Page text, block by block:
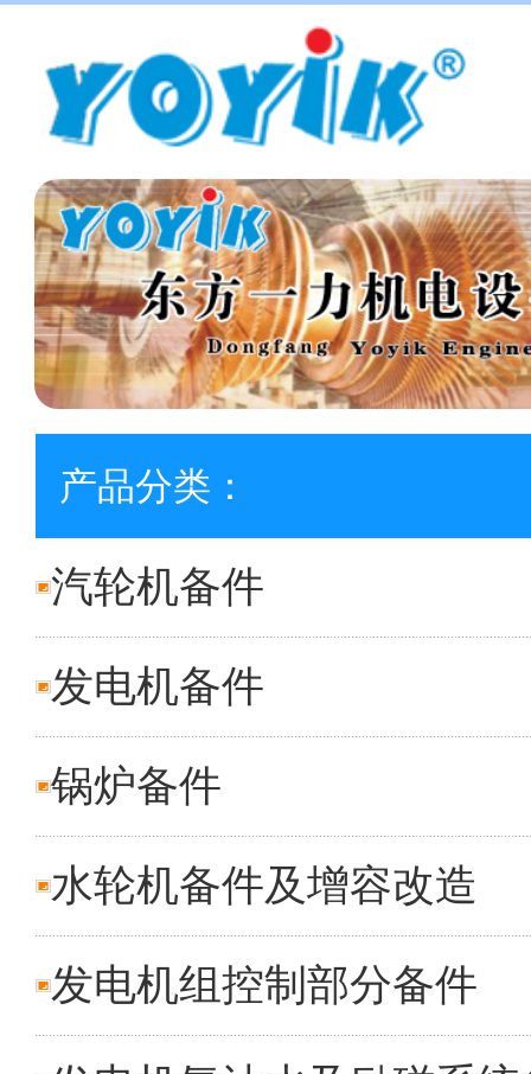
产品分类：
汽轮机备件
发电机备件
锅炉备件
水轮机备件及增容改造
发电机组控制部分备件